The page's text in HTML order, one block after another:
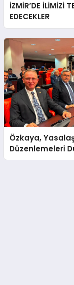
İZMİR’DE İLİMİZİ
EDECEKLER
Özkaya,
Düzenlemeleri